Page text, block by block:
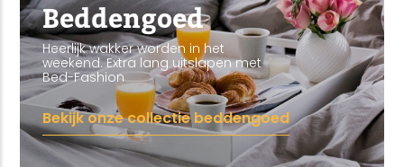
Beddengoed
Heerlijk wakker worden in het
weekend. Extra lang uitslapen met
Bed-Fashion
Bekijk onze collectie beddengoed